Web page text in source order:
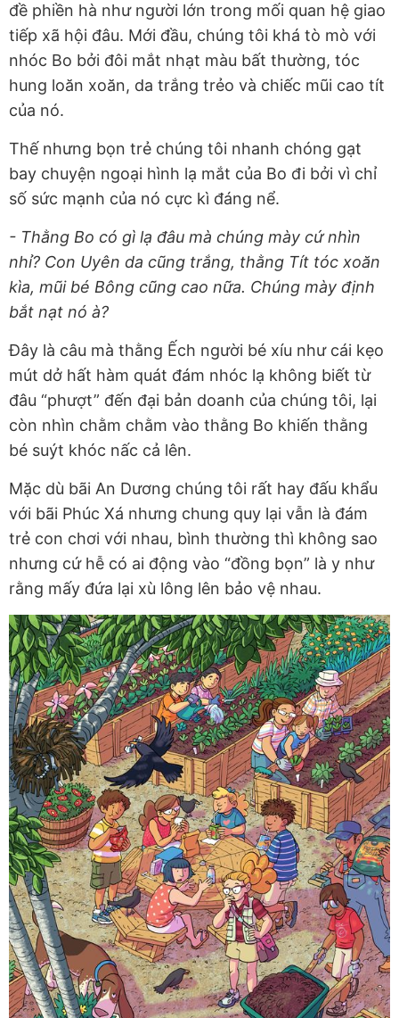
đề phiền hà như người lớn trong mối quan hệ giao
tiếp xã hội đâu. Mới đầu, chúng tôi khá tò mò với
nhóc Bo bởi đôi mắt nhạt màu bất thường, tóc
hung loăn xoăn, da trắng trẻo và chiếc mũi cao tít
của nó.
Thế nhưng bọn trẻ chúng tôi nhanh chóng gạt
bay chuyện ngoại hình lạ mắt của Bo đi bởi vì chỉ
số sức mạnh của nó cực kì đáng nể.
- Thằng Bo có gì lạ đâu mà chúng mày cứ nhìn
nhỉ? Con Uyên da cũng trắng, thằng Tít tóc xoăn
kìa, mũi bé Bông cũng cao nữa. Chúng mày định
bắt nạt nó à?
Đây là câu mà thằng Ếch người bé xíu như cái kẹo
mút dở hất hàm quát đám nhóc lạ không biết từ
đâu “phượt” đến đại bản doanh của chúng tôi, lại
còn nhìn chằm chằm vào thằng Bo khiến thằng
bé suýt khóc nấc cả lên.
Mặc dù bãi An Dương chúng tôi rất hay đấu khẩu
với bãi Phúc Xá nhưng chung quy lại vẫn là đám
trẻ con chơi với nhau, bình thường thì không sao
nhưng cứ hễ có ai động vào “đồng bọn” là y như
rằng mấy đứa lại xù lông lên bảo vệ nhau.